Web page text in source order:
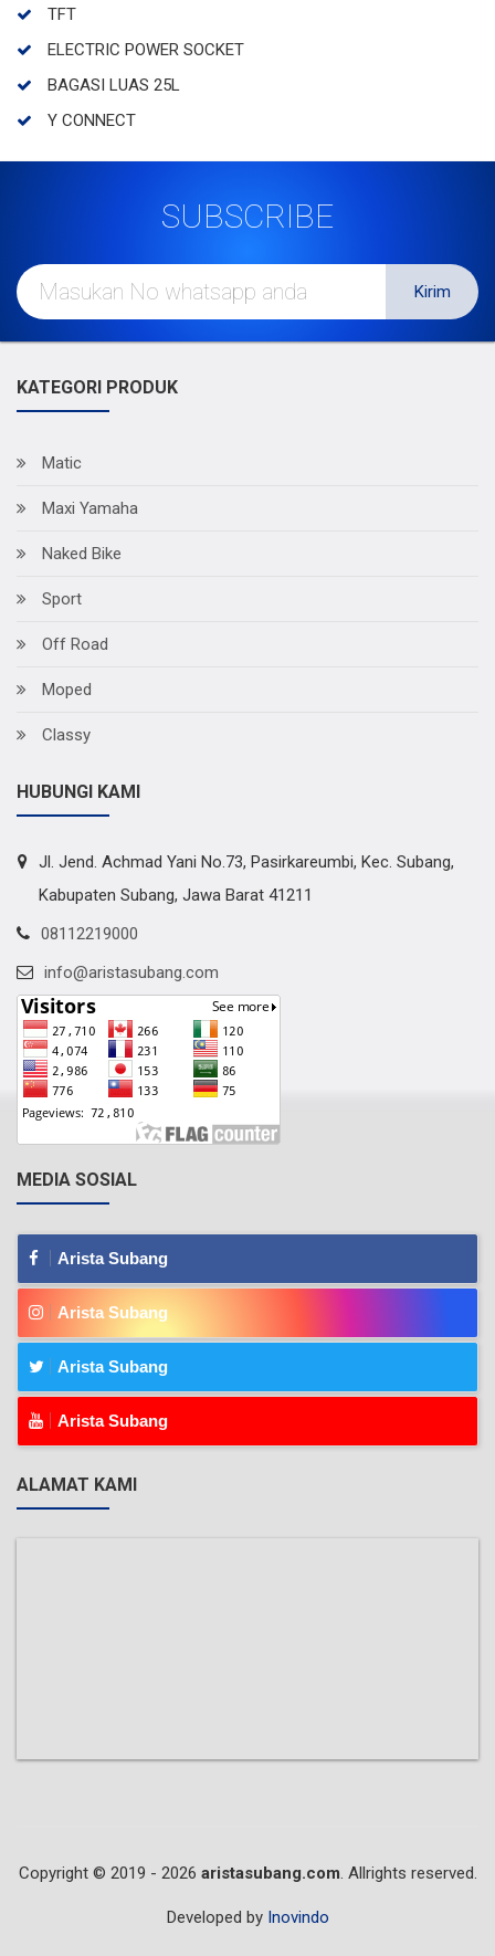
TFT
ELECTRIC POWER SOCKET
BAGASI LUAS 25L
Y CONNECT
SUBSCRIBE
Kirim
KATEGORI PRODUK
Matic
Maxi Yamaha
Naked Bike
Sport
Off Road
Moped
Classy
HUBUNGI KAMI
Jl. Jend. Achmad Yani No.73, Pasirkareumbi, Kec. Subang,
Kabupaten Subang, Jawa Barat 41211
08112219000
info@aristasubang.com
MEDIA SOSIAL
Arista Subang
Arista Subang
Arista Subang
Arista Subang
ALAMAT KAMI
Copyright © 2019 - 2026 aristasubang.com. Allrights reserved.
Developed by Inovindo